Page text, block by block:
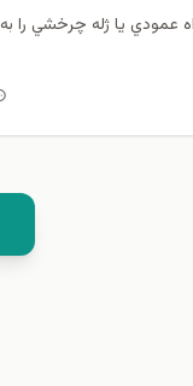
راه راه عمودي يا ژله چرخشي را به